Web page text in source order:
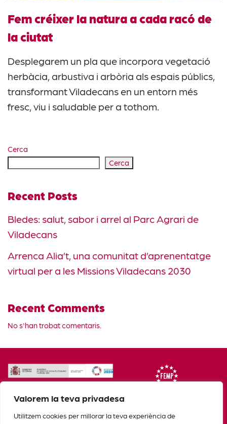
Valorem la teva privadesa
Utilitzem cookies per millorar la teva experiència de
Fem créixer la natura a cada racó de
la ciutat
Desplegarem un pla que incorpora vegetació
herbàcia, arbustiva i arbòria als espais públics,
transformant Viladecans en un entorn més
fresc, viu i saludable per a tothom.
Cerca
Cerca
Recent Posts
Bledes: salut, sabor i arrel al Parc Agrari de
Viladecans
Arrenca Alia’t, una comunitat d’aprenentatge
virtual per a les Missions Viladecans 2030
Recent Comments
No s'han trobat comentaris.